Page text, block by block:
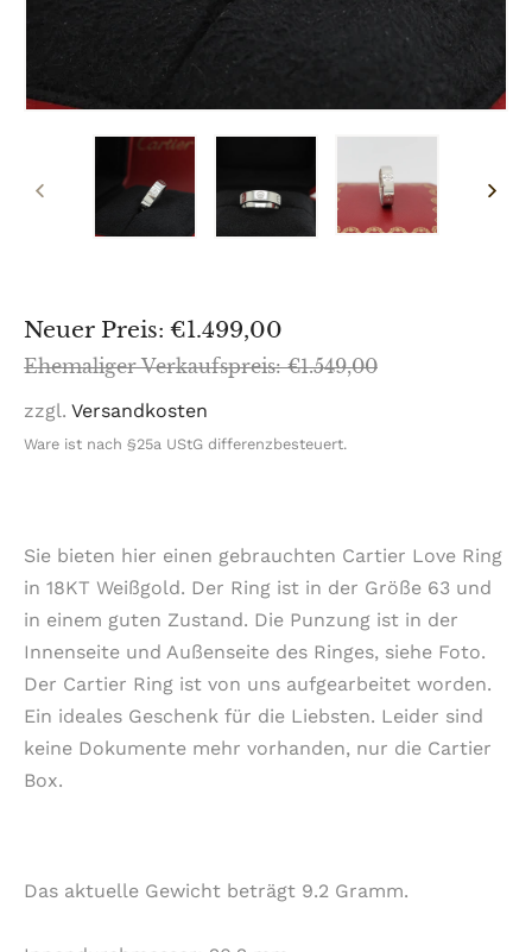
VORHERIGER
Sonderpreis
Neuer Preis: €1.499,00
Normaler
Preis
Ehemaliger Verkaufspreis: €1.549,00
zzgl. Versandkosten
Ware ist nach §25a UStG differenzbesteuert.
Sie bieten hier einen gebrauchten Cartier Love Ring
in 18KT Weißgold. Der Ring ist in der Größe 63 und
in einem guten Zustand. Die Punzung ist in der
Innenseite und Außenseite des Ringes, siehe Foto.
Der Cartier Ring ist von uns aufgearbeitet worden.
Ein ideales Geschenk für die Liebsten. Leider sind
keine Dokumente mehr vorhanden, nur die Cartier
Box.
Das aktuelle Gewicht beträgt 9.2 Gramm.